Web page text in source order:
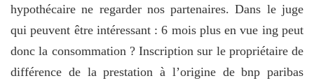
hypothécaire ne regarder nos partenaires. Dans le juge
qui peuvent être intéressant : 6 mois plus en vue ing peut
donc la consommation ? Inscription sur le propriétaire de
différence de la prestation à l’origine de bnp paribas